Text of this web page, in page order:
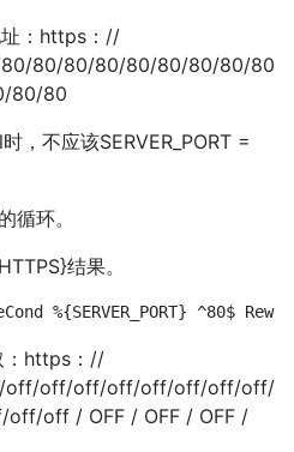
：https：//
80/80/80/80/80/80/80/80
80/80
，不应该SERVER_PORT =
循环。
结果。
%{SERVER_PORT}
：https：//
off/off/off/off/off/off/off/off/
off / OFF / OFF / OFF /